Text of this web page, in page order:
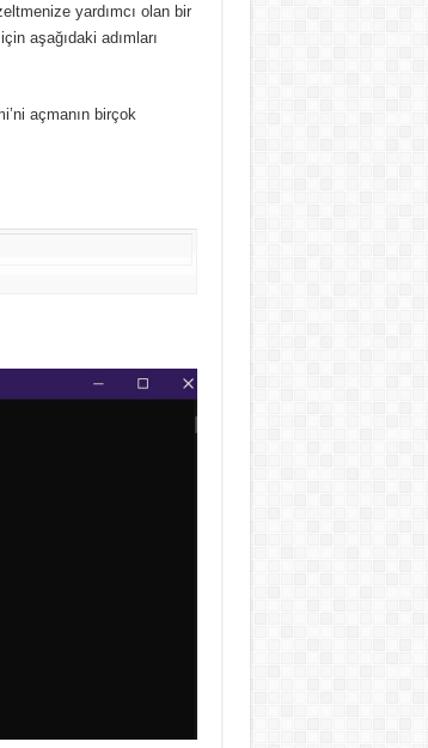
yardımcı olan bir
aşağıdaki adımları
açmanın birçok